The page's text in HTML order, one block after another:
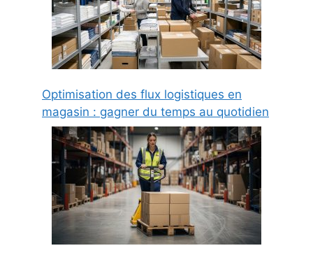
Optimisation des flux logistiques en
magasin : gagner du temps au quotidien